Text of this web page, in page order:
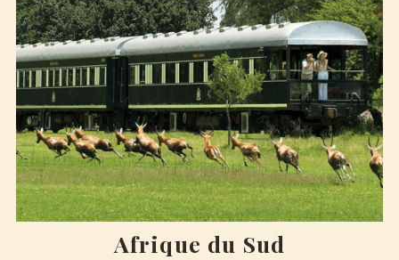
Afrique du Sud